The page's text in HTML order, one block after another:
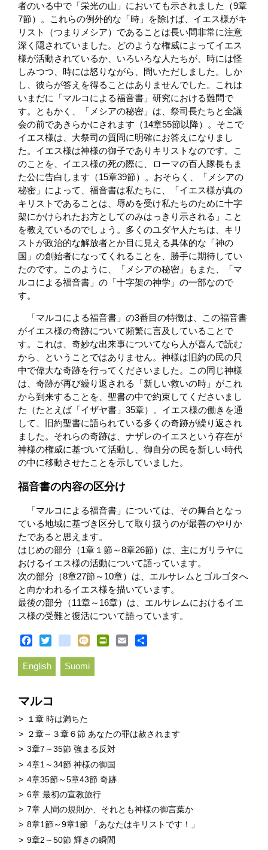
者のいる中で「栄光の山」においても示されました（9章
7節）。これらの例外的な「時」を除けば、イエス様がキ
リスト（つまりメシア）であることは長い間非常に注意
深く隠されていました。どのような権威によってイエス
様が活動されているか、いろいろな人たちが、時には怪
しみつつ、時には怒りながら、問いただしました。しか
し、彼らが答えを得ることはありませんでした。これは
いまだに「マルコによる福音書」研究における難問で
す。ともかく、「メシアの秘密」は、祭司長たちと全議
会の前であきらかにされます（14章55節以降）。そこで
イエス様は、大祭司の質問に明確にお答えになりまし
た。イエス様は神様の御子でありキリストなのです。こ
のことを、イエス様の死の際に、ローマの百人隊長もま
た公に告白します（15章39節）。おそらく、「メシアの
秘密」によって、福音書は私たちに、「イエス様が真の
キリストであることは、辱めを受け私たちのために十字
架にかけられたお方としてのみはっきり示される」こと
を教えているのでしょう。多くのユダヤ人たちは、キリ
ストが政治的な解放者とか目に見える具体的な「神の
国」の創始者になってくれることを、勝手に期待してい
たのです。このように、「メシアの秘密」もまた、「マ
ルコによる福音書」の「十字架の神学」の一部なので
す。
「マルコによる福音書」の3番目の特徴は、この福音書
がイエス様の奇跡について頻繁に言及していることで
す。これは、奇妙な出来事についてなら人が喜んで読む
から、ということではありません。神様は旧約の民の只
中で偉大な奇跡を行ってくださいました。この同じ神様
は、奇跡が再び繰り返される「新しい救いの時」がこれ
から到来することを、聖書の中で約束してくださいまし
た（たとえば「イザヤ書」35章）。イエス様の働きを通
して、旧約聖書に語られている多くの奇跡が繰り返され
ました。それらの奇跡は、ナザレのイエスという存在が
神様の権威に基づいて活動し、御自分の民を新しい時代
の中に移動させたことを示していました。
福音書の内容の区分け
「マルコによる福音書」については、その舞台となっ
ている地域に基づき区分して取り扱うのが最善のやりか
たであると思えます。
はじめの部分（1章１節～8章26節）は、主にガリラヤに
おけるイエス様の活動について語っています。
次の部分（8章27節～10章）は、エルサレムとゴルゴタへ
と向かわれるイエス様を描いています。
最後の部分（11章～16章）は、エルサレムにおけるイエ
ス様の受難と復活について語っています。
Facebook
Twitterblogger_post
Mixi PrintFriendly
Email
English Suomi
マルコ
１章 時は満ちた
２章～３章６節 あなたの罪は赦されます
3章7～35節 強まる反対
4章1～34節 神様の御国
4章35節～5章43節 奇跡
6章 最初の宣教旅行
7章 人間の規則か、それとも神様の御言葉か
8章1節～9章1節 「あなたはキリストです！」
9章2～50節 輝きの瞬間